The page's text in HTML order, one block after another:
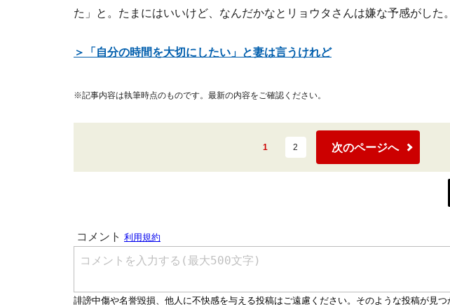
た」と。たまにはいいけど、なんだかなとリョウタさんは嫌な予感がした。
＞「自分の時間を大切にしたい」と妻は言うけれど
※記事内容は執筆時点のものです。最新の内容をご確認ください。
1 2 次のページへ